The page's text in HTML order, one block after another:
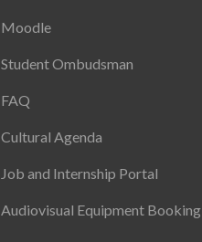
Moodle
Student Ombudsman
FAQ
Cultural Agenda
Job and Internship Portal
Audiovisual Equipment Booking